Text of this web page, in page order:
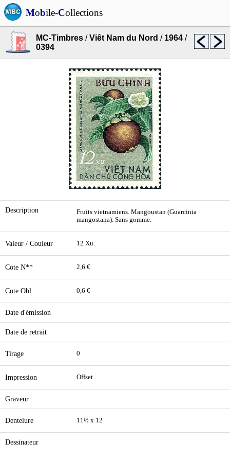
Mobile-Collections
MC-Timbres /Viêt Nam du Nord / 1964 /
0394
Description
Fruits vietnamiens. Mangoustan (Guarcinia
mangostana). Sans gomme.
Valeur / Couleur 12 Xu.
Cote N** 2,6 €
Cote Obl. 0,6 €
Date d'émission
Date de retrait
Tirage 0
Impression Offset
Graveur
Dentelure 11½ x 12
Dessinateur